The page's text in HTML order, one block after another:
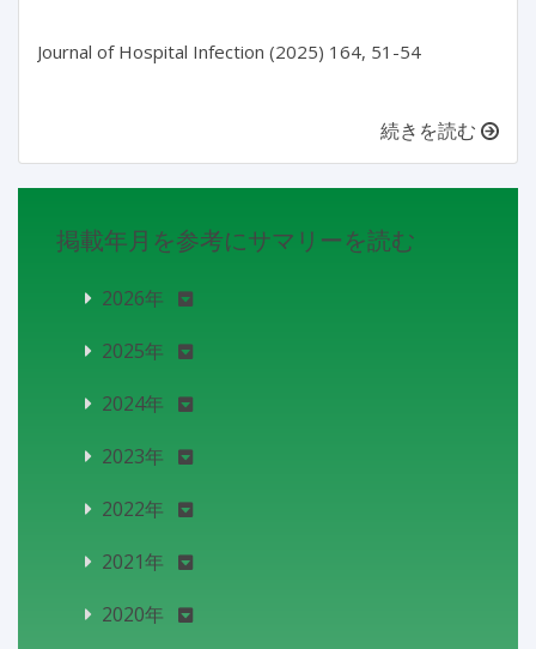
Journal of Hospital Infection (2025) 164, 51-54
続きを読む
掲載年月を参考にサマリーを読む
2026年
2025年
2024年
2023年
2022年
2021年
2020年